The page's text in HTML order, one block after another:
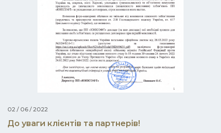
02 / 06 / 2022
До уваги клієнтів та партнерів!